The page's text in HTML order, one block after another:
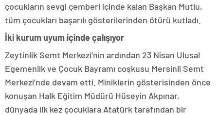
çocukların sevgi çemberi içinde kalan Başkan Mutlu,
tüm çocukları başarılı gösterilerinden ötürü kutladı.
İki kurum uyum içinde çalışıyor
Zeytinlik Semt Merkezi’nin ardından 23 Nisan Ulusal
Egemenlik ve Çocuk Bayramı coşkusu Mersinli Semt
Merkezi’nde devam etti. Miniklerin gösterisinden önce
konuşan Halk Eğitim Müdürü Hüseyin Akpınar,
dünyada ilk kez çocuklara Atatürk tarafından bir